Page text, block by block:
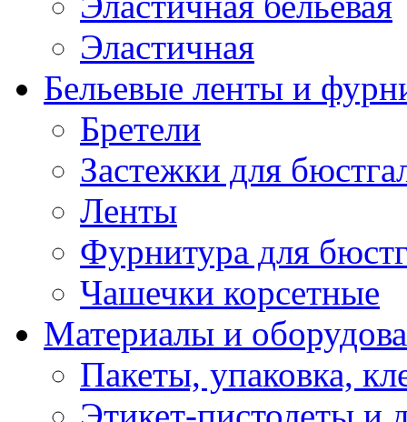
Эластичная
Бельевые ленты и
Бретели
Застежки для
Ленты
Фурнитура для
Чашечки корсетные
Материалы и
Пакеты, упаковка,